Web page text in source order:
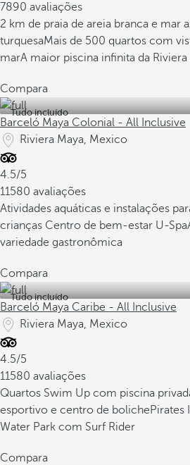
7890 avaliações
2 km de praia de areia branca e mar
turquesaMais de 500 quartos com
marA maior piscina infinita da Riviera
Compara
Tudo incluído
Barceló Maya Colonial - All Inclusive
Riviera Maya, Mexico
4.5/5
11580 avaliações
Atividades aquáticas e instalações
crianças Centro de bem-estar U-Spa
variedade gastronômica
Compara
Tudo incluído
Barceló Maya Caribe - All Inclusive
Riviera Maya, Mexico
4.5/5
11580 avaliações
Quartos Swim Up com piscina
esportivo e centro de bolichePirates
Water Park com Surf Rider
Compara